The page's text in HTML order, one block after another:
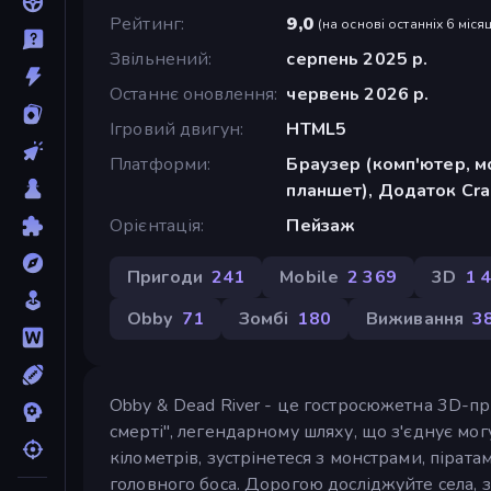
Рейтинг
9,0 (на основі останніх 6
Звільнений
серпень 2025 р.
Останнє оновлення червень 2026 р.
Ігровий двигун
HTML5
Платформи
Браузер (комп'ютер,
планшет), Додаток
Орієнтація
Пейзаж
Пригоди 241 Mobile 2 369 3D 1
Obby 71 Зомбі 180 Виживання
Obby & Dead River - це гостросюжетна 3D-
смерті", легендарному шляху, що з'єднує
кілометрів, зустрінетеся з монстрами,
головного боса. Дорогою досліджуйте